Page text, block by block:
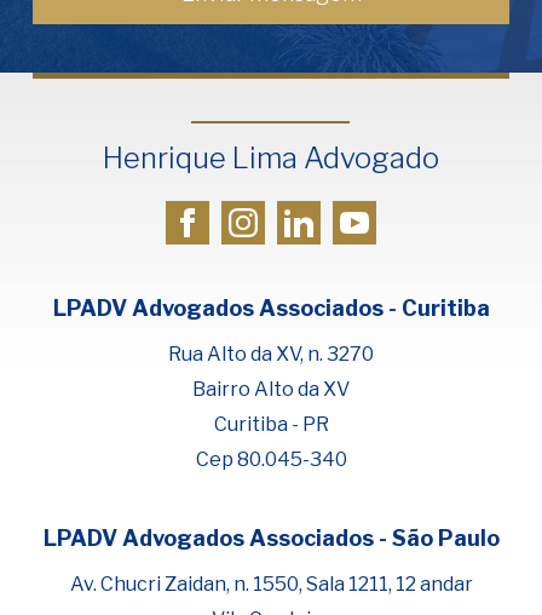
Fale com Henrique Lima
Cadastre-se para começar uma
conversa no WhatsApp
Henrique Lima Advogado
LPADV Advogados Associados - Curitiba
Rua Alto da XV, n. 3270
Bairro Alto da XV
Curitiba - PR
Cep 80.045-340
LPADV Advogados Associados - São Paulo
Av. Chucri Zaidan, n. 1550, Sala 1211, 12 andar